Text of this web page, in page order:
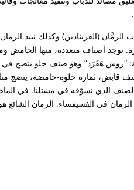
الرمَّان (الغرينادين) وكذلك نبيذ
توجد أصناف متعددة، منها الحامض
“روش هَفَرَد” وهو صنف حلو ينضج
قابض، ثماره حلوة-حامضة، ينضج
الذي نسوّقه في مشتلنا. في
في الفسيفساء. الرمان الشائع